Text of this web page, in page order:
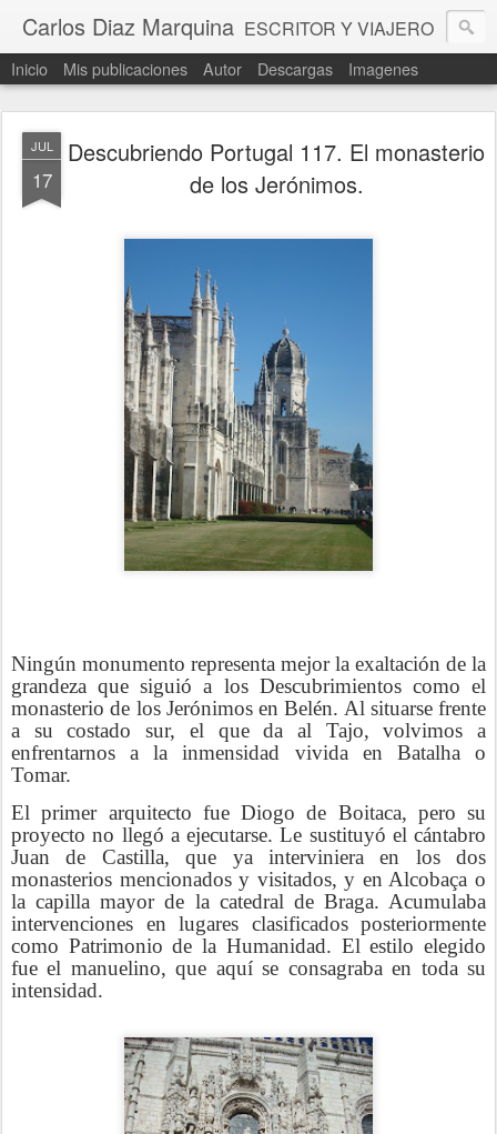
Carlos Diaz Marquina ESCRITOR Y VIAJERO
Inicio Mis publicaciones Autor Descargas Imagenes
JUL
17
Descubriendo Portugal 117. El monasterio
de los Jerónimos.
Ningún monumento representa mejor la exaltación de la
grandeza que siguió a los Descubrimientos como el
monasterio de los Jerónimos en Belén. Al situarse frente
a su costado sur, el que da al Tajo, volvimos a
enfrentarnos a la inmensidad vivida en Batalha o
Tomar.
El primer arquitecto fue Diogo de Boitaca, pero su
proyecto no llegó a ejecutarse. Le sustituyó el cántabro
Juan de Castilla, que ya interviniera en los dos
monasterios mencionados y visitados, y en Alcobaça o
la capilla mayor de la catedral de Braga. Acumulaba
intervenciones en lugares clasificados posteriormente
como Patrimonio de la Humanidad. El estilo elegido
fue el manuelino, que aquí se consagraba en toda su
intensidad.